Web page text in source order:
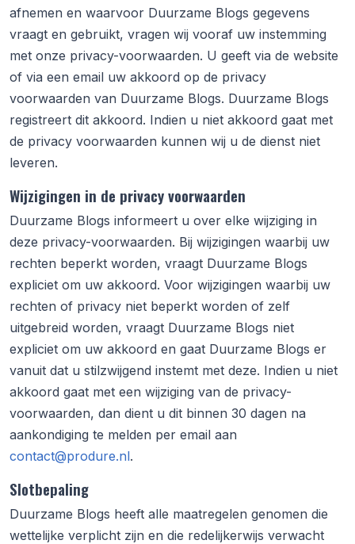
afnemen en waarvoor Duurzame Blogs gegevens
vraagt en gebruikt, vragen wij vooraf uw instemming
met onze privacy-voorwaarden. U geeft via de website
of via een email uw akkoord op de privacy
voorwaarden van Duurzame Blogs. Duurzame Blogs
registreert dit akkoord. Indien u niet akkoord gaat met
de privacy voorwaarden kunnen wij u de dienst niet
leveren.
Wijzigingen in de privacy voorwaarden
Duurzame Blogs informeert u over elke wijziging in
deze privacy-voorwaarden. Bij wijzigingen waarbij uw
rechten beperkt worden, vraagt Duurzame Blogs
expliciet om uw akkoord. Voor wijzigingen waarbij uw
rechten of privacy niet beperkt worden of zelf
uitgebreid worden, vraagt Duurzame Blogs niet
expliciet om uw akkoord en gaat Duurzame Blogs er
vanuit dat u stilzwijgend instemt met deze. Indien u niet
akkoord gaat met een wijziging van de privacy-
voorwaarden, dan dient u dit binnen 30 dagen na
aankondiging te melden per email aan
contact@produre.nl.
Slotbepaling
Duurzame Blogs heeft alle maatregelen genomen die
wettelijke verplicht zijn en die redelijkerwijs verwacht